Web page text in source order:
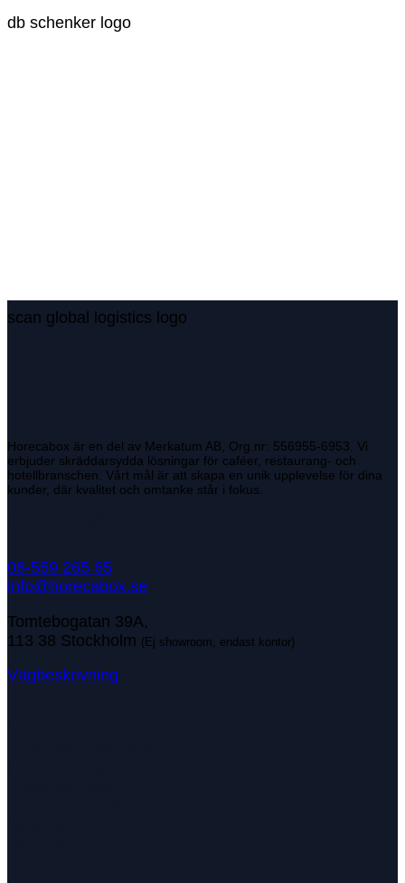
db schenker logo
scan global logistics logo
Horecabox är en del av Merkatum AB, Org.nr: 556955-6953. Vi
erbjuder skräddarsydda lösningar för caféer, restaurang- och
hotellbranschen. Vårt mål är att skapa en unik upplevelse för dina
kunder, där kvalitet och omtanke står i fokus.
08-559 265 65
info@horecabox.se
Tomtebogatan 39A,
113 38 Stockholm (Ej showroom, endast kontor)
Vägbeskrivning